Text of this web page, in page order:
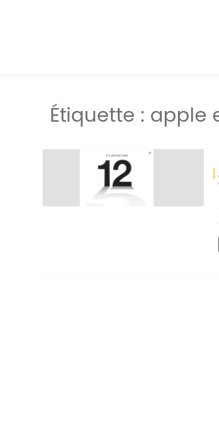
Étiquette : apple